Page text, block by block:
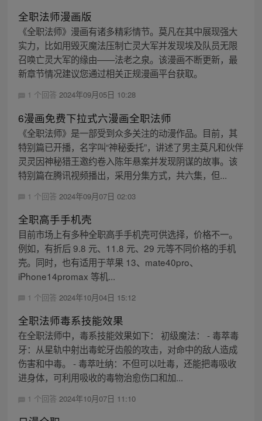
全职法师漫画版
《全职法师》漫画有诸多精彩情节。莫凡在其中展现强大
实力，比如用毁灭魔法压制亡灵大军并发现埃及队员无限
召唤亡灵大军的缘由——法老之泉。该漫画不断更新，最
新章节情况建议您通过相关正规漫画平台获取。
1 个回答 2024年09月05日 10:28
6漫画免费下拉式六漫画全职法师
《全职法师》是一部受到众多关注的动漫作品。目前，其
特别篇已开播，名字叫“神秘委托”，讲述了男主莫凡和伙伴
灵灵因神秘猎王邀约卷入陈年悬案并发现阴谋的故事。该
特别篇在腾讯视频播出，采用分集方式，共六集，但...
1 个回答 2024年09月07日 02:03
全职高手手机壳
目前市场上有多种全职高手手机壳可供选择，价格不一。
例如，有折后 9.8 元、11.8 元、29 元等不同价格的手机
壳。同时，也有适用于苹果 13、mate40pro、
iPhone14promax 等机...
1 个回答 2024年10月04日 15:12
全职法师毒系技能效果
在全职法师中，毒系技能效果如下： 初级魔法： - 毒萃毒
牙：从星轨中射出毒蛇牙齿般的攻击，对命中的敌人造成
伤害和中毒。 - 毒萃吐纳：不但可以吐毒，还能把毒吸收
进身体，可利用吸收的毒物治愈伤口和加...
1 个回答 2024年10月07日 11:10